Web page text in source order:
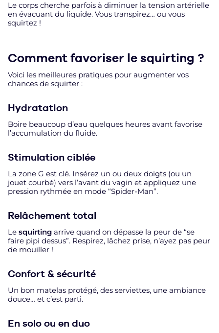
Le corps cherche parfois à diminuer la tension artérielle
en évacuant du liquide. Vous transpirez… ou vous
squirtez !
Comment favoriser le squirting ?
Voici les meilleures pratiques pour augmenter vos
chances de squirter :
Hydratation
Boire beaucoup d’eau quelques heures avant favorise
l’accumulation du fluide.
Stimulation ciblée
La zone G est clé. Insérez un ou deux doigts (ou un
jouet courbé) vers l’avant du vagin et appliquez une
pression rythmée en mode “Spider-Man”.
Relâchement total
Le squirting arrive quand on dépasse la peur de “se
faire pipi dessus”. Respirez, lâchez prise, n’ayez pas peur
de mouiller !
Confort & sécurité
Un bon matelas protégé, des serviettes, une ambiance
douce… et c’est parti.
En solo ou en duo